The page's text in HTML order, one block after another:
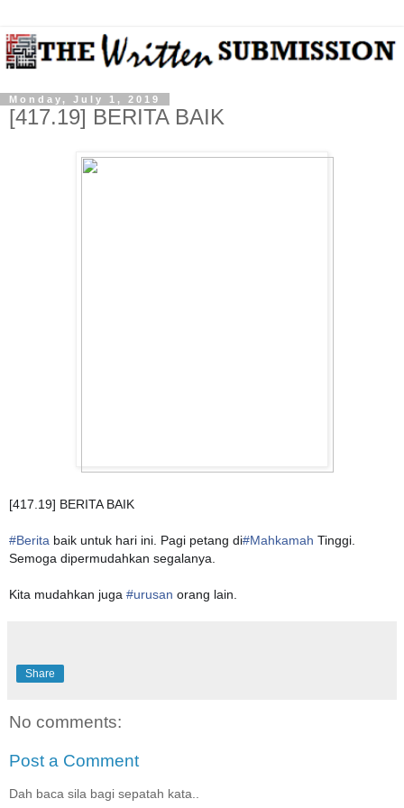
Monday, July 1, 2019
[417.19] BERITA BAIK
[417.19] BERITA BAIK
#Berita baik untuk hari ini. Pagi petang di#Mahkamah Tinggi.
Semoga dipermudahkan segalanya.
Kita mudahkan juga #urusan orang lain.
Share
No comments:
Post a Comment
Dah baca sila bagi sepatah kata..